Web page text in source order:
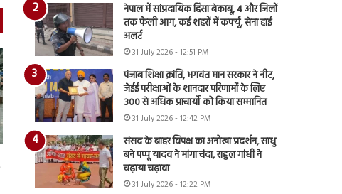
नेपाल में सांप्रदायिक हिंसा बेकाबू, 4 और जिलों
तक फैली आग, कई शहरों में कर्फ्यू, सेना हाई
अलर्ट
31 July 2026 - 12:51 PM
पंजाब शिक्षा क्रांति, भगवंत मान सरकार ने नीट,
जेईई परीक्षाओं के शानदार परिणामों के लिए
300 से अधिक प्राचार्यों को किया सम्मानित
31 July 2026 - 12:42 PM
संसद के बाहर विपक्ष का अनोखा प्रदर्शन, साधु
बने पप्पू यादव ने मांगा चंदा, राहुल गांधी ने
चढ़ाया चढ़ावा
31 July 2026 - 12:22 PM